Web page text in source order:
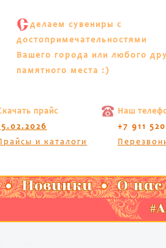
С делаем сувениры с
достопримечательностями
Вашего города или любого
памятного места :)
прайс
и каталоги
Наш
+7 911
Новинки О нас